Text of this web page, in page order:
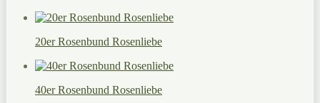
20er Rosenbund Rosenliebe
40er Rosenbund Rosenliebe